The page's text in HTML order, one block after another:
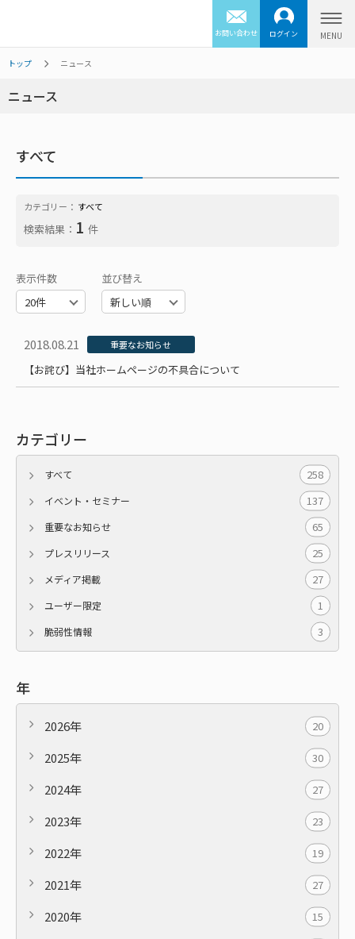
お問い合わせ ログイン
トップ ニュース
ニュース
すべて
カテゴリー： すべて
検索結果： 1 件
表示件数 並び替え
2018.08.21 重要なお知らせ
【お詫び】当社ホームページの不具合について
カテゴリー
すべて 258
イベント・セミナー 137
重要なお知らせ 65
プレスリリース 25
メディア掲載 27
ユーザー限定 1
脆弱性情報 3
年
2026年 20
2025年 30
2024年 27
2023年 23
2022年 19
2021年 27
2020年 15